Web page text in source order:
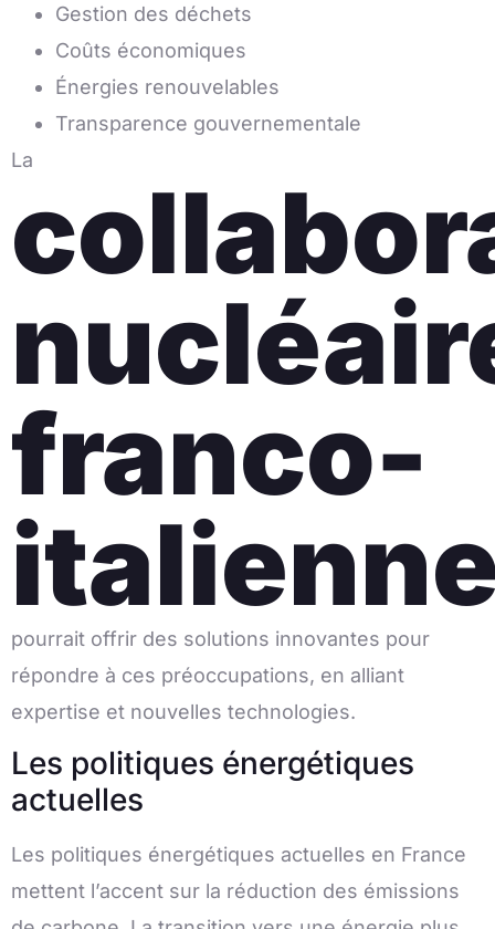
Gestion des déchets
Coûts économiques
Énergies renouvelables
Transparence gouvernementale
La
franco-
pourrait offrir des solutions innovantes pour
répondre à ces préoccupations, en alliant
expertise et nouvelles technologies.
Les politiques énergétiques
actuelles
Les politiques énergétiques actuelles en France
mettent l’accent sur la réduction des émissions